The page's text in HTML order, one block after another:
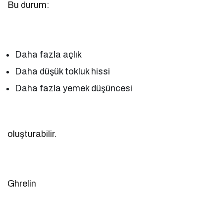
Bu durum:
Daha fazla açlık
Daha düşük tokluk hissi
Daha fazla yemek düşüncesi
oluşturabilir.
Ghrelin